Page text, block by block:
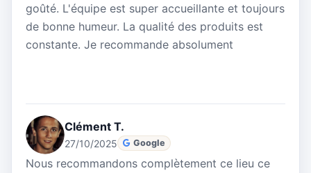
goûté. L'équipe est super accueillante et toujours
de bonne humeur. La qualité des produits est
constante. Je recommande absolument
Clément T.
27/10/2025 Google
Nous recommandons complètement ce lieu ce